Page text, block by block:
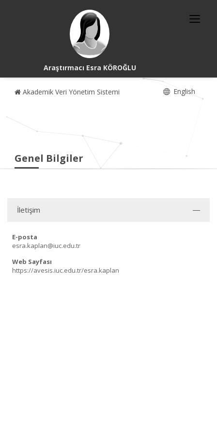
Araştırmacı Esra KÖROĞLU
Akademik Veri Yönetim Sistemi English
Genel Bilgiler
İletişim
E-posta
esra.kaplan@iuc.edu.tr
Web Sayfası
https://avesis.iuc.edu.tr/esra.kaplan